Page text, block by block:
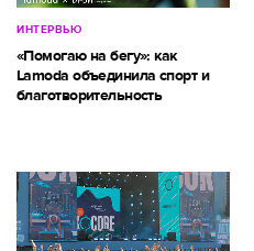
ИНТЕРВЬЮ
«Помогаю на бегу»: как
Lamoda объединила спорт и
благотворительность